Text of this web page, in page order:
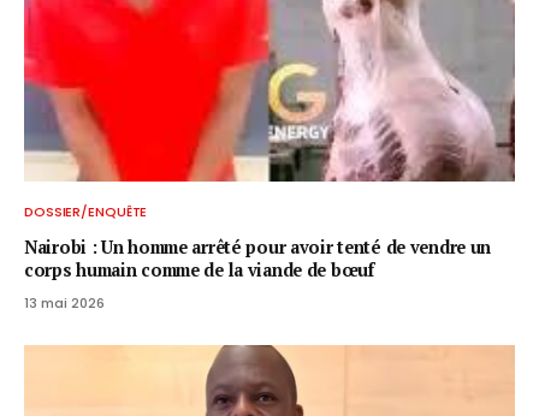
DOSSIER/ENQUÊTE
Nairobi : Un homme arrêté pour avoir tenté de vendre un
corps humain comme de la viande de bœuf
13 mai 2026